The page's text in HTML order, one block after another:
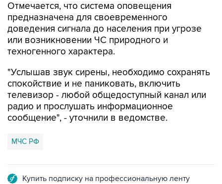
Отмечается, что система оповещения
предназначена для своевременного
доведения сигнала до населения при угрозе
или возникновении ЧС природного и
техногенного характера.
"Услышав звук сирены, необходимо сохранять
спокойствие и не паниковать, включить
телевизор - любой общедоступный канал или
радио и прослушать информационное
сообщение", - уточнили в ведомстве.
МЧС РФ
Купить подписку на профессиональную ленту